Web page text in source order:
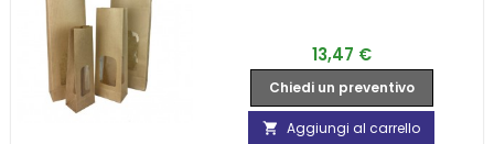
Prezzo
13,47 €
Chiedi un preventivo
 Aggiungi al carrello